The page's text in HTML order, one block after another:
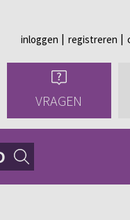
inloggen registreren
VRAGEN